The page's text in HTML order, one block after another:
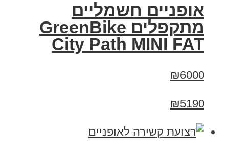
אופניים חשמליים
‏מתקפלים GreenBike
City Path MINI FAT
₪6000
₪5190